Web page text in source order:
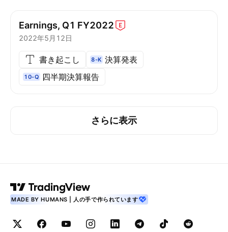
Earnings, Q1 FY2022
2022年5月12日
書き起こし 8-K 決算発表
10-Q 四半期決算報告
さらに表示
MADE BY HUMANS | 人の手で作られています